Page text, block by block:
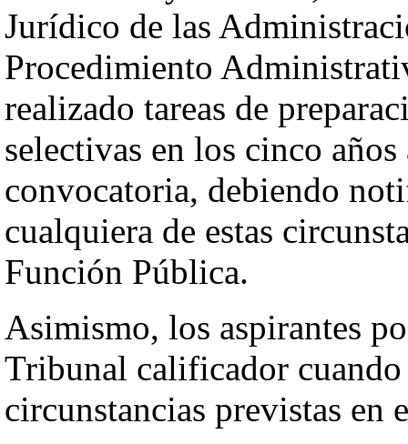
Jurídico de las
Procedimiento
realizado tareas de
selectivas en los cinco
convocatoria, debiendo
cualquiera de estas
Función Pública.
Asimismo, los aspirantes
Tribunal calificador
circunstancias previstas en